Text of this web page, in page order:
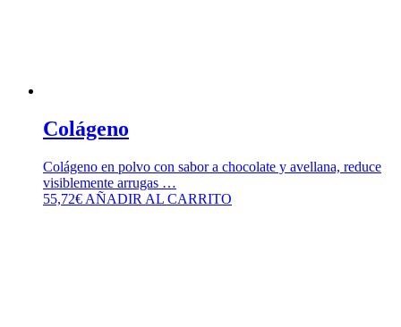
Colágeno
Colágeno en polvo con sabor a chocolate y avellana, reduce
visiblemente arrugas …
55,72€ AÑADIR AL CARRITO